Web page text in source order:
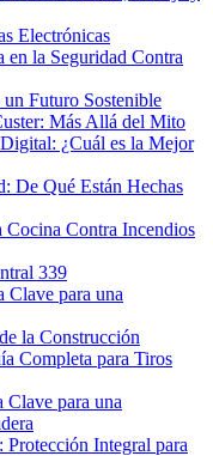
Electrónicas
la Seguridad Contra
Futuro Sostenible
Más Allá del Mito
¿Cuál es la Mejor
De Qué Están Hechas
Contra Incendios
339
Clave para una
la Construcción
Completa para Tiros
para una
Integral para